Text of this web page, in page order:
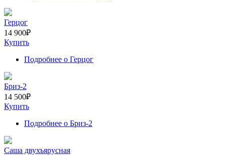
Герцог
14 900₽
Купить
Подробнее о Герцог
Бриз-2
14 500₽
Купить
Подробнее о Бриз-2
Саша двухъярусная